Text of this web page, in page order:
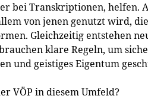
bei Transkriptionen, helfen.
von jenen genutzt wird,
Gleichzeitig entstehen
klare Regeln, um
und geistiges Eigentum
VÖP in diesem Umfeld?